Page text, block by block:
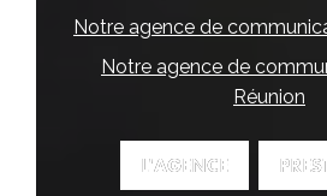
Notre agence de
Notre agence de
Réunion
L'AGENCE
L'AGENCE